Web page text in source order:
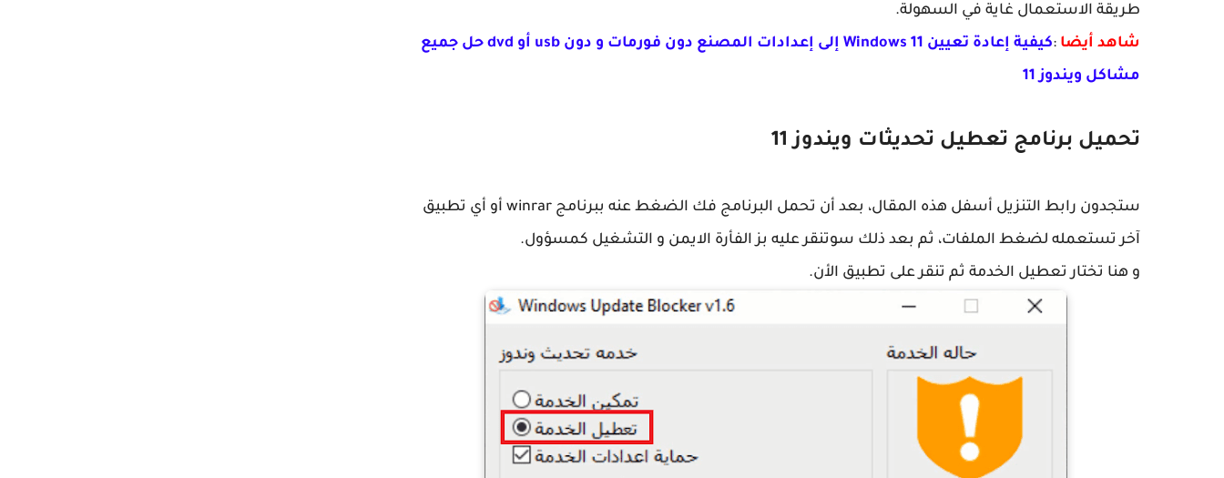
طريقة الاستعمال غاية في السهولة.
شاهد أيضا :
كيفية إعادة تعيين Windows 11 إلى إعدادات المصنع دون فورمات و دون usb أو dvd حل جميع
مشاكل ويندوز 11
تحميل برنامج تعطيل تحديثات ويندوز 11
ستجدون رابط التنزيل أسفل هذه المقال، بعد أن تحمل البرنامج فك الضغط عنه ببرنامج winrar أو أي تطبيق
آخر تستعمله لضغط الملفات، ثم بعد ذلك سوتنقر عليه بز الفأرة الايمن و التشغيل كمسؤول.
و هنا تختار تعطيل الخدمة ثم تنقر على تطبيق الأن.